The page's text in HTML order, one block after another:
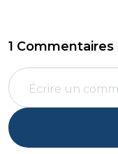
1 Commentaires